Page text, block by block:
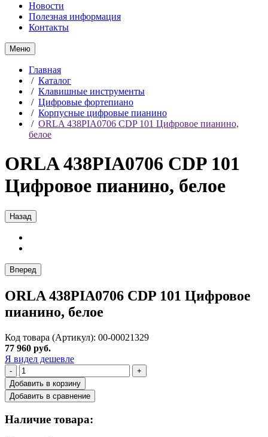
Новости
Полезная информация
Контакты
Меню
Главная
/ Каталог
/ Клавишные инструменты
/ Цифровые фортепиано
/ Корпусные цифровые пианино
/ ORLA 438PIA0706 CDP 101 Цифровое пианино,
белое
ORLA 438PIA0706 CDP 101
Цифровое пианино, белое
Назад
Вперед
ORLA 438PIA0706 CDP 101 Цифровое
пианино, белое
Код товара (Артикул): 00-00021329
77 960 руб.
Я видел дешевле
-
+
Добавить в корзину
Добавить в сравнение
Наличие товара: